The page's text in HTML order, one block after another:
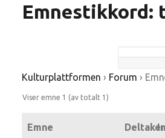
Emnestikkord:
Kulturplattformen › Forum ›
Viser emne 1 (av totalt 1)
Emne